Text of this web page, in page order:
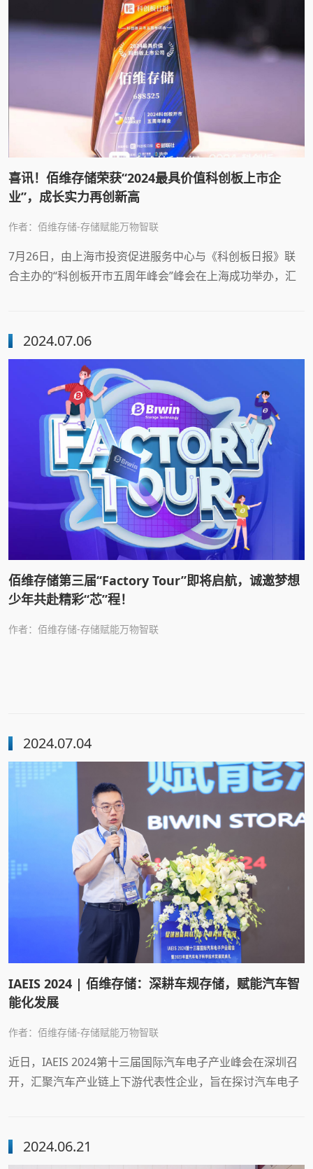
喜讯！佰维存储荣获“2024最具价值科创板上市企
业”，成长实力再创新高
作者：佰维存储-存储赋能万物智联
7月26日，由上海市投资促进服务中心与《科创板日报》联
合主办的“科创板开市五周年峰会”峰会在上海成功举办，汇
揭晓，佰维存储成功斩获“2024最具价值科创板上市公司”与
2024.07.06
佰维存储第三届“Factory Tour”即将启航，诚邀梦想
少年共赴精彩“芯”程！
作者：佰维存储-存储赋能万物智联
2024.07.04
IAEIS 2024 | 佰维存储：深耕车规存储，赋能汽车智
能化发展
作者：佰维存储-存储赋能万物智联
近日，IAEIS 2024第十三届国际汽车电子产业峰会在深圳召
开，汇聚汽车产业链上下游代表性企业，旨在探讨汽车电子
矩阵亮相大会，并分享了《深耕车规存储，佰维存储赋能汽
2024.06.21